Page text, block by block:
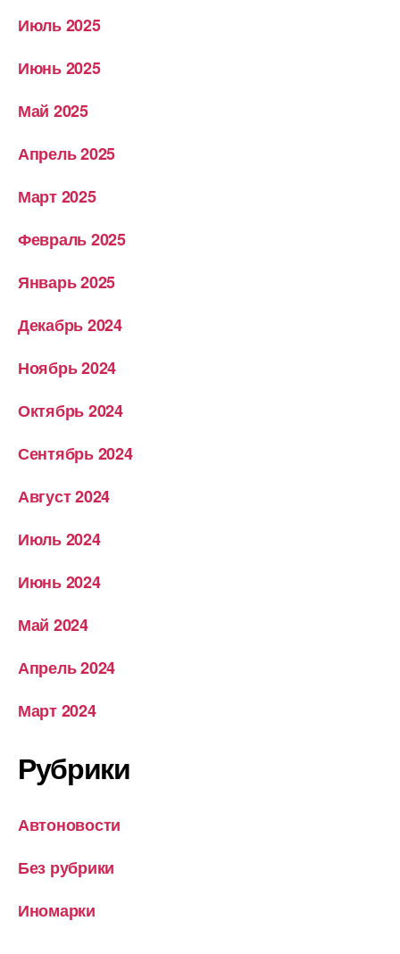
Июль 2025
Июнь 2025
Май 2025
Апрель 2025
Март 2025
Февраль 2025
Январь 2025
Декабрь 2024
Ноябрь 2024
Октябрь 2024
Сентябрь 2024
Август 2024
Июль 2024
Июнь 2024
Май 2024
Апрель 2024
Март 2024
Рубрики
Автоновости
Без рубрики
Иномарки